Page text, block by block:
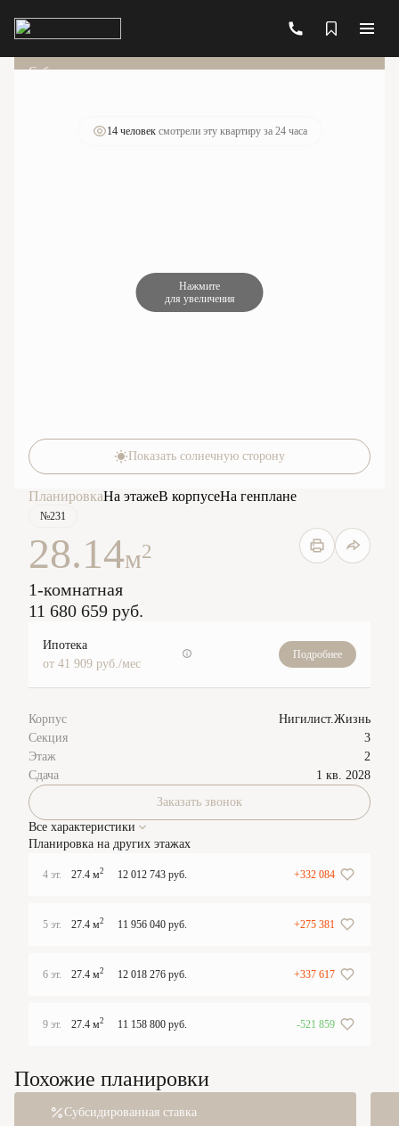
1-комнатная28.14 м 11 680 659 руб.
Ипотекаот 41 909 руб./мес.
Субсидированная ставка
14 человек смотрели эту квартиру за 24 часа
Нажмите
для увеличения
Показать солнечную сторону
ПланировкаНа этажеВ корпусеНа генплане
№231
28.14м2
1-комнатная
11 680 659 руб.
Ипотека
от 41 909 руб./мес
Подробнее
Корпус
Нигилист.Жизнь
Секция
3
Этаж
2
Сдача
1 кв. 2028
Заказать звонок
Все характеристики
Планировка на других этажах
4 эт. 27.4 м2 12 012 743 руб. +332 084
5 эт. 27.4 м2 11 956 040 руб. +275 381
6 эт. 27.4 м2 12 018 276 руб. +337 617
9 эт. 27.4 м2 11 158 800 руб. -521 859
Похожие планировки
Субсидированная ставка